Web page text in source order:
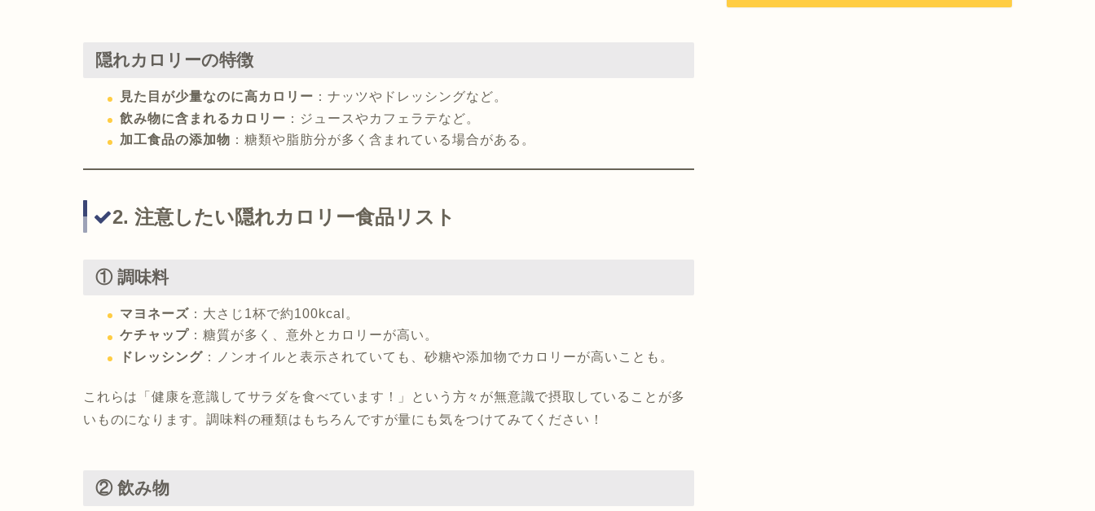
隠れカロリーの特徴
見た目が少量なのに高カロリー ：ナッツやドレッシングなど。
飲み物に含まれるカロリー ：ジュースやカフェラテなど。
加工食品の添加物 ：糖類や脂肪分が多く含まれている場合がある。
2. 注意したい隠れカロリー食品リスト
① 調味料
マヨネーズ ：大さじ1杯で約100kcal。
ケチャップ ：糖質が多く、意外とカロリーが高い。
ドレッシング ：ノンオイルと表示されていても、砂糖や添加物でカロリーが高いことも。
これらは「健康を意識してサラダを食べています！」という方々が無意識で摂取していることが多
いものになります。調味料の種類はもちろんですが量にも気をつけてみてください！
② 飲み物